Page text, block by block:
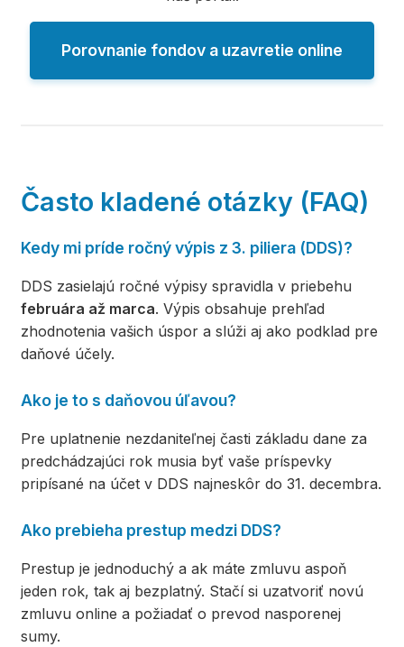
Porovnanie fondov a uzavretie online
Často kladené otázky (FAQ)
Kedy mi príde ročný výpis z 3. piliera (DDS)?
DDS zasielajú ročné výpisy spravidla v priebehu
februára až marca. Výpis obsahuje prehľad
zhodnotenia vašich úspor a slúži aj ako podklad pre
daňové účely.
Ako je to s daňovou úľavou?
Pre uplatnenie nezdaniteľnej časti základu dane za
predchádzajúci rok musia byť vaše príspevky
pripísané na účet v DDS najneskôr do 31. decembra.
Ako prebieha prestup medzi DDS?
Prestup je jednoduchý a ak máte zmluvu aspoň
jeden rok, tak aj bezplatný. Stačí si uzatvoriť novú
zmluvu online a požiadať o prevod nasporenej
sumy.